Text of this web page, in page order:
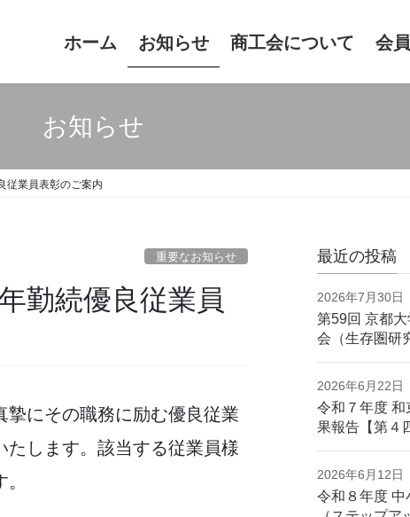
ホーム お知らせ 商工会について 会
お知らせ
業員表彰のご案内
重要なお知らせ
勤続優良従業員
にその職務に励む優良従業
たします。該当する従業員様
最近の投稿
2026年7月30日
第59回 京都
会（生存圏研
2026年6月22日
令和７年度
果報告【第４
2026年6月12日
令和８年度 中